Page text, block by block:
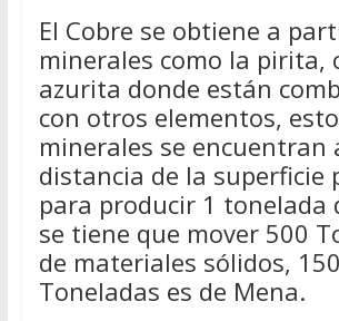
El Cobre se obtiene a
minerales como la pirita,
azurita donde están
con otros elementos,
minerales se encuentran
distancia de la superficie
para producir 1 tonelada
se tiene que mover 500
de materiales sólidos, 150
Toneladas es de Mena.